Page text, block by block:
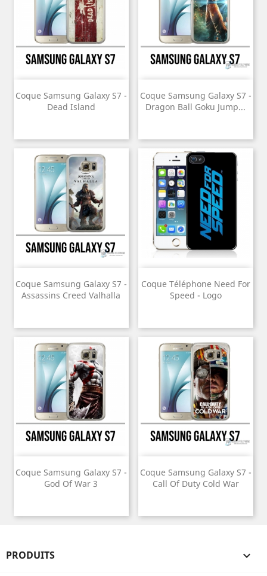
Coque Samsung Galaxy S7 -
Dead Island
Coque Samsung Galaxy S7 -
Dragon Ball Goku Jump...
Coque Samsung Galaxy S7 -
Assassins Creed Valhalla
Coque Téléphone Need For
Speed - Logo
Coque Samsung Galaxy S7 -
God Of War 3
Coque Samsung Galaxy S7 -
Call Of Duty Cold War
PRODUITS 